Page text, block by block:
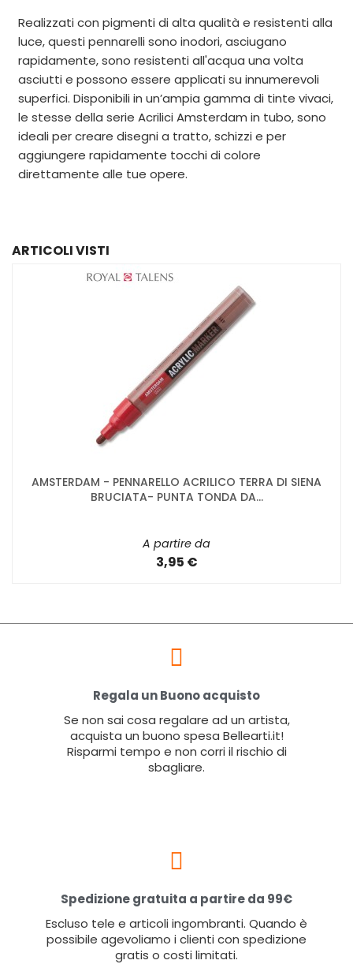
Realizzati con pigmenti di alta qualità e resistenti alla
luce, questi pennarelli sono inodori, asciugano
rapidamente, sono resistenti all'acqua una volta
asciutti e possono essere applicati su innumerevoli
superfici. Disponibili in un’ampia gamma di tinte vivaci,
le stesse della serie Acrilici Amsterdam in tubo, sono
ideali per creare disegni a tratto, schizzi e per
aggiungere rapidamente tocchi di colore
direttamente alle tue opere.
ARTICOLI VISTI
AMSTERDAM - PENNARELLO ACRILICO TERRA DI SIENA
BRUCIATA- PUNTA TONDA DA...
A partire da
3,95 €
Regala un Buono acquisto
Se non sai cosa regalare ad un artista,
acquista un buono spesa Bellearti.it!
Risparmi tempo e non corri il rischio di
sbagliare.
Spedizione gratuita a partire da 99€
Escluso tele e articoli ingombranti. Quando è
possibile agevoliamo i clienti con spedizione
gratis o costi limitati.